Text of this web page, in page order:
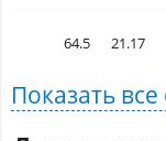
64.5 21.17
Показать все